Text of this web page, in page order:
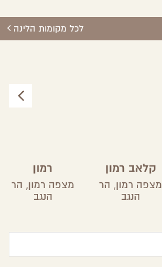
לכל מקומות הלינה
קלאב רמון
מצפה רמון, הר
הנגב
רמון
מצפה רמון, הר
הנגב